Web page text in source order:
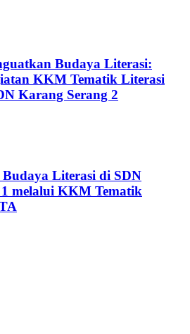
Budaya Literasi:
KKM Tematik Literasi
Karang Serang 2
Literasi di SDN
melalui KKM Tematik